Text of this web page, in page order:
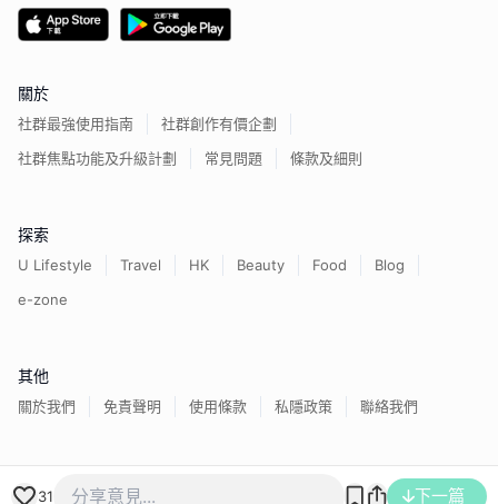
31 下一篇
關於
社群最強使用指南
社群創作有價企劃
社群焦點功能及升級計劃
常見問題 條款及細則
探索
U Lifestyle Travel HK Beauty Food
Blog
e-zone
其他
關於我們 免責聲明 使用條款 私隱政策 聯絡我們
香港經濟日報版權所有©